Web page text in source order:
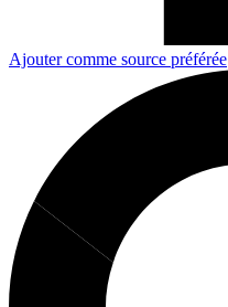
Ajouter comme source préférée